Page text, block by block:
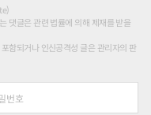
댓글은 관련 법률에 의해 제재를 받을
함되거나 인신공격성 글은 관리자의 판